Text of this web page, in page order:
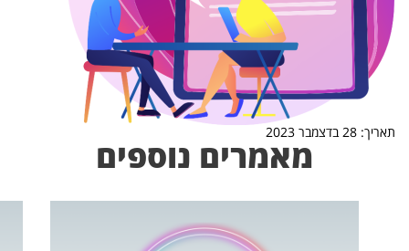
תאריך: 28 בדצמבר 2023
מאמרים נוספים